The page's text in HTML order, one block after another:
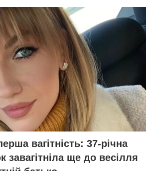
вагітність: 37-річна
завагітніла ще до весілля